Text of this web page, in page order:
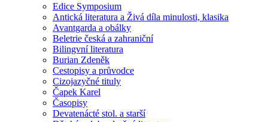
Edice Symposium
Antická literatura a Živá díla minulosti, klasika
Avantgarda a obálky
Beletrie česká a zahraniční
Bilingvní literatura
Burian Zdeněk
Cestopisy a průvodce
Cizojazyčné tituly
Čapek Karel
Časopisy
Devatenácté stol. a starší